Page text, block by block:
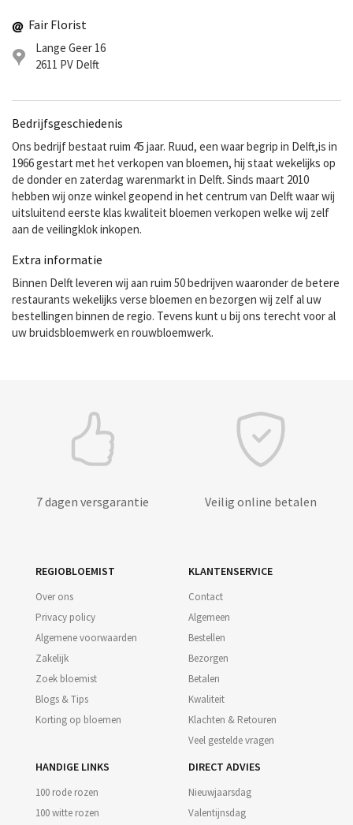
Fair Florist
Lange Geer 16
2611 PV Delft
Bedrijfsgeschiedenis
Ons bedrijf bestaat ruim 45 jaar. Ruud, een waar begrip in Delft,is in
1966 gestart met het verkopen van bloemen, hij staat wekelijks op
de donder en zaterdag warenmarkt in Delft. Sinds maart 2010
hebben wij onze winkel geopend in het centrum van Delft waar wij
uitsluitend eerste klas kwaliteit bloemen verkopen welke wij zelf
aan de veilingklok inkopen.
Extra informatie
Binnen Delft leveren wij aan ruim 50 bedrijven waaronder de betere
restaurants wekelijks verse bloemen en bezorgen wij zelf al uw
bestellingen binnen de regio. Tevens kunt u bij ons terecht voor al
uw bruidsbloemwerk en rouwbloemwerk.
7 dagen versgarantie Veilig online betalen
REGIOBLOEMIST
Over ons
Privacy policy
Algemene voorwaarden
Zakelijk
Zoek bloemist
Blogs & Tips
Korting op bloemen
KLANTENSERVICE
Contact
Algemeen
Bestellen
Bezorgen
Betalen
Kwaliteit
Klachten & Retouren
Veel gestelde vragen
HANDIGE LINKS
100 rode rozen
100 witte rozen
DIRECT ADVIES
Nieuwjaarsdag
Valentijnsdag